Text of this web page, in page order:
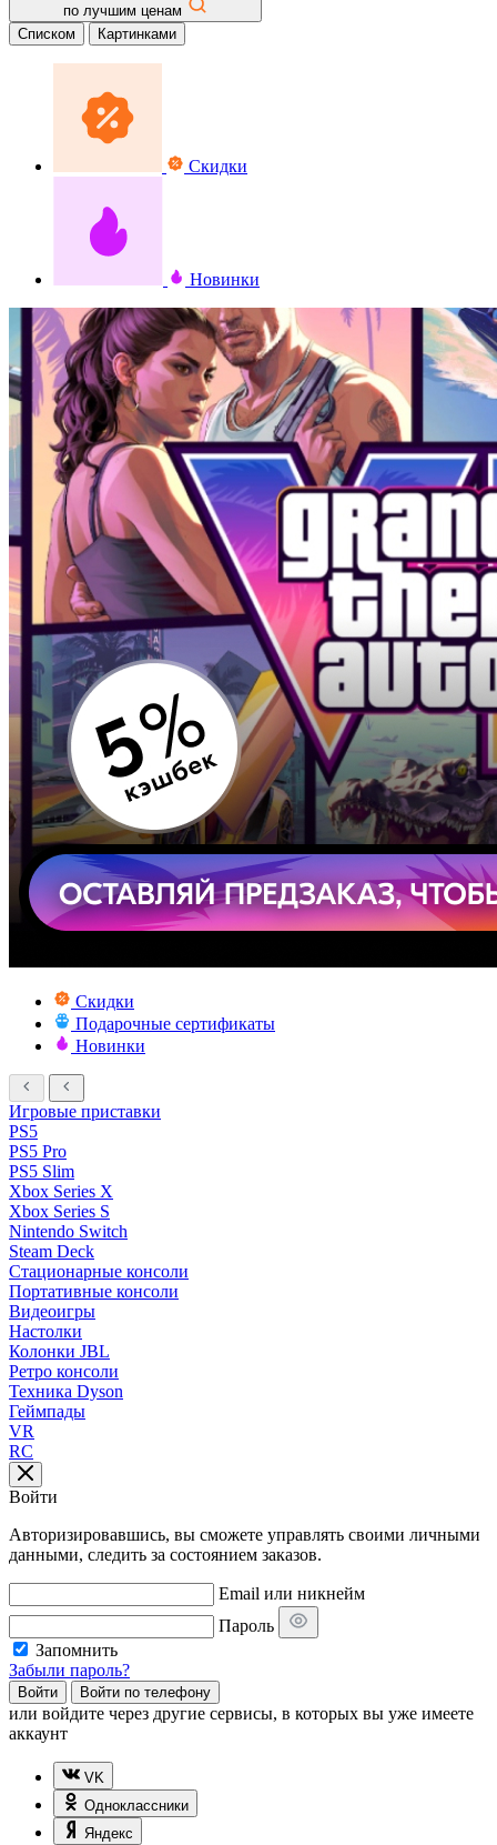
по лучшим ценам
Списком
Картинками
Скидки
Новинки
Скидки
Подарочные сертификаты
Новинки
Игровые приставки
PS5
PS5 Pro
PS5 Slim
Xbox Series X
Xbox Series S
Nintendo Switch
Steam Deck
Стационарные консоли
Портативные консоли
Видеоигры
Настолки
Колонки JBL
Ретро консоли
Техника Dyson
Геймпады
VR
RC
Войти
Авторизировавшись, вы сможете управлять своими личными
данными, следить за состоянием заказов.
Email или никнейм
Пароль
Запомнить
Забыли пароль?
Войти Войти по телефону
или войдите через другие сервисы, в которых вы уже имеете
аккаунт
VK
Одноклассники
Яндекс